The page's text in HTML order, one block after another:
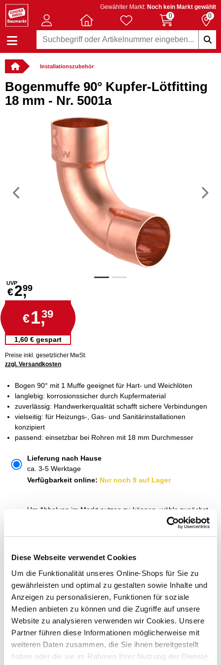
Diese Webseite verwendet Cookies
Um die Funktionalität unseres Online-Shops für Sie zu
gewährleisten und optimal zu gestalten sowie Inhalte und
Anzeigen zu personalisieren, Funktionen für soziale
Medien anbieten zu können und die Zugriffe auf unsere
Website zu analysieren verwenden wir Cookies. Unsere
Partner führen diese Informationen möglicherweise mit
weiteren Daten zusammen, die Sie ihnen bereitgestellt
haben oder die sie im Rahmen Ihrer Nutzung der Dienste
Gewählter Markt: Noch kein Markt gewählt
0
0
Installationszubehör
Bogenmuffe 90° Kupfer-Lötfitting
18 mm - Nr. 5001a
Vorheriges
UVP
€2,99
€1,39
1,60 € gespart
Preise inkl. gesetzlicher MwSt.
zzgl. Versandkosten
Bogen 90° mit 1 Muffe geeignet für Hart- und Weichlöten
langlebig: korrosionssicher durch Kupfermaterial
zuverlässig: Handwerkerqualität schafft sichere Verbindungen
vielseitig: für Heizungs-, Gas- und Sanitärinstallationen
konzipiert
passend: einsetzbar bei Rohren mit 18 mm Durchmesser
Lieferung nach Hause
ca. 3-5 Werktage
Verfügbarkeit online: Nur noch 9 auf Lager
Um Abholung im Markt nutzen zu können, wähle zunächst
In den Warenkorb
ZUBEHÖR UND PASSENDE ARTIKEL: